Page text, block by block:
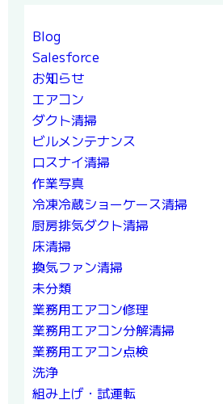
Blog
Salesforce
お知らせ
エアコン
ダクト清掃
ビルメンテナンス
ロスナイ清掃
作業写真
冷凍冷蔵ショーケース清掃
厨房排気ダクト清掃
床清掃
換気ファン清掃
未分類
業務用エアコン修理
業務用エアコン分解清掃
業務用エアコン点検
洗浄
組み上げ・試運転